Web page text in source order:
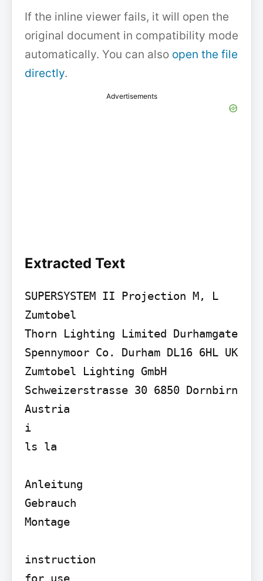
If the inline viewer fails, it will open the
original document in compatibility mode
automatically. You can also open the file
directly.
Advertisements
Extracted Text
SUPERSYSTEM II Projection M, L
Zumtobel
Thorn Lighting Limited Durhamgate
Spennymoor Co. Durham DL16 6HL UK
Zumtobel Lighting GmbH
Schweizerstrasse 30 6850 Dornbirn
Austria
i
ls la
Anleitung
Gebrauch
Montage
instruction
for use